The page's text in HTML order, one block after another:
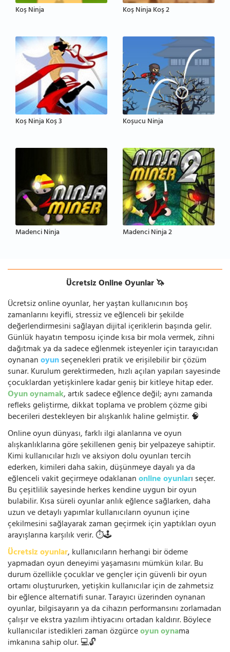
Koş Ninja Koş Ninja Koş 2
Koş Ninja Koş 3 Koşucu Ninja
Madenci Ninja Madenci Ninja 2
Ücretsiz Online Oyunlar 🦄
Ücretsiz online oyunlar, her yaştan kullanıcının boş
zamanlarını keyifli, stressiz ve eğlenceli bir şekilde
değerlendirmesini sağlayan dijital içeriklerin başında gelir.
Günlük hayatın temposu içinde kısa bir mola vermek, zihni
dağıtmak ya da sadece eğlenmek isteyenler için tarayıcıdan
oynananoyunseçenekleri pratik ve erişilebilir bir çözüm
sunar. Kurulum gerektirmeden, hızlı açılan yapıları sayesinde
çocuklardan yetişkinlere kadar geniş bir kitleye hitap eder.
Oyun oynamak, artık sadece eğlence değil; aynı zamanda
refleks geliştirme, dikkat toplama ve problem çözme gibi
becerileri destekleyen bir alışkanlık haline gelmiştir. 🧠
Online oyun dünyası, farklı ilgi alanlarına ve oyun
alışkanlıklarına göre şekillenen geniş bir yelpazeye sahiptir.
Kimi kullanıcılar hızlı ve aksiyon dolu oyunları tercih
ederken, kimileri daha sakin, düşünmeye dayalı ya da
eğlenceli vakit geçirmeye odaklananonline oyunları seçer.
Bu çeşitlilik sayesinde herkes kendine uygun bir oyun
bulabilir. Kısa süreli oyunlar anlık eğlence sağlarken, daha
uzun ve detaylı yapımlar kullanıcıların oyunun içine
çekilmesini sağlayarak zaman geçirmek için yaptıkları oyun
arayışlarına karşılık verir. ⏱️🕹️
Ücretsiz oyunlar, kullanıcıların herhangi bir ödeme
yapmadan oyun deneyimi yaşamasını mümkün kılar. Bu
durum özellikle çocuklar ve gençler için güvenli bir oyun
ortamı oluştururken, yetişkin kullanıcılar için de zahmetsiz
bir eğlence alternatifi sunar. Tarayıcı üzerinden oynanan
oyunlar, bilgisayarın ya da cihazın performansını zorlamadan
çalışır ve ekstra yazılım ihtiyacını ortadan kaldırır. Böylece
kullanıcılar istedikleri zaman özgürceoyun oynama
imkanına sahip olur. 💻🔓